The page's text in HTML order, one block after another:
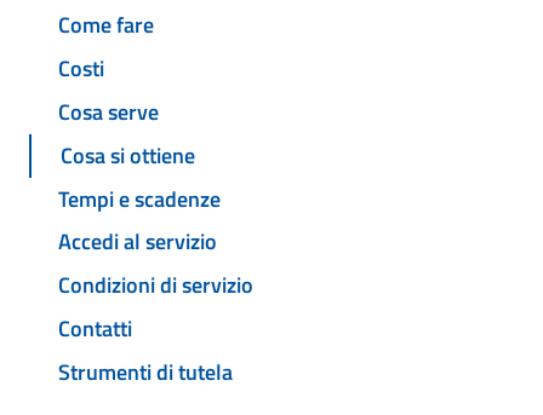
Come fare
Costi
Cosa serve
Cosa si ottiene
Tempi e scadenze
Accedi al servizio
Condizioni di servizio
Contatti
Strumenti di tutela